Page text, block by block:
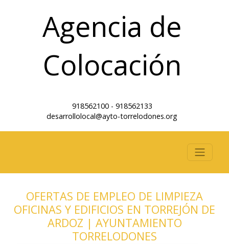
Agencia de
Colocación
918562100 - 918562133
desarrollolocal@ayto-torrelodones.org
OFERTAS DE EMPLEO DE LIMPIEZA
OFICINAS Y EDIFICIOS EN TORREJÓN DE
ARDOZ | AYUNTAMIENTO
TORRELODONES